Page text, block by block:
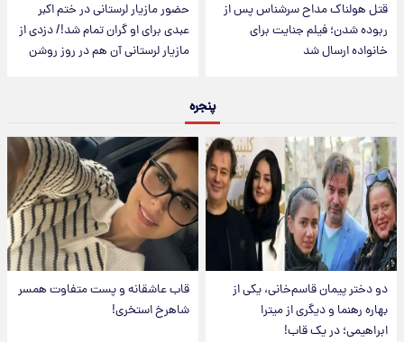
قتل هولناک مداح سرشناس پس از
ربوده شدن؛ فیلم جنایت برای
خانواده ارسال شد
حضور مازیار لرستانی در ختم اکبر
عبدی برای او گران تمام شد!/ دزدی از
مازیار لرستانی آن هم در روز روشن
پنجره
دو دختر پیمان قاسم‌خانی، یکی از
بهاره رهنما و دیگری از میترا
ابراهیمی؛ در یک قاب!
قاب عاشقانه و پست متفاوت همسر
شاهرخ استخری!